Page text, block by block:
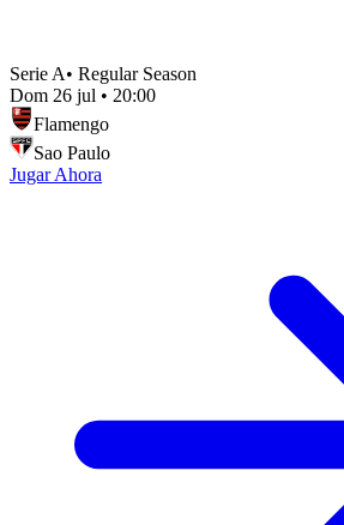
Serie A• Regular Season
Dom 26 jul • 20:00
Flamengo
Sao Paulo
Jugar Ahora